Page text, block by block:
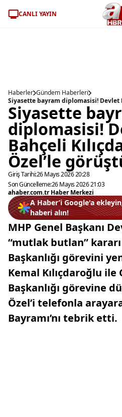
CANLI YAYIN
Haberler Gündem Haberleri
Siyasette
diplomasisi!
Bahçeli
Özel’le
Giriş Tarihi:26 Mayıs 2026 20:28
Son Güncelleme:26 Mayıs 2026 21:03
ahaber.com.tr Haber Merkezi
A Haber’i Google'a
haberi alın!
MHP Genel Başkanı
“mutlak butlan” kararı
Başkanlığı görevini
Kemal Kılıçdaroğlu ile
Başkanlığı görevine
Özel’i telefonla
Bayramı’nı tebrik etti.